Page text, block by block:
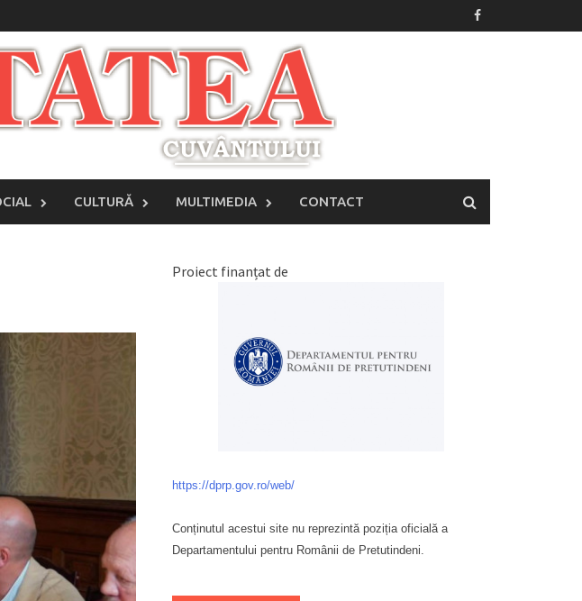
CULTURĂ MULTIMEDIA CONTACT
Proiect finanțat de
https://dprp.gov.ro/web/
Conținutul acestui site nu reprezintă poziția oficială a
Departamentului pentru Românii de Pretutindeni.